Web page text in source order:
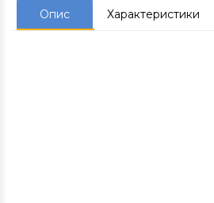
Опис Характеристики